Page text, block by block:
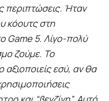
περιπτώσεις. Ήταν
κόουτς στη
Game 5. Λίγο-πολύ
ζούμε. Το
αξιοποιείς εσύ, αν θα